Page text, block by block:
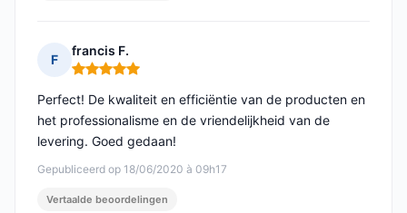
F
francis F.
Opmerking: 5 van 5
Gepubliceerd op 18/06/2020 à 09h17
Perfect! De kwaliteit en efficiëntie van de producten en
het professionalisme en de vriendelijkheid van de
levering. Goed gedaan!
Vertaalde beoordelingen